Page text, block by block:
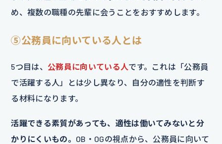
め、複数の職種の先輩に会うことをおすすめします。
⑤公務員に向いている人とは
5つ目は、 公務員に向いている人 です。これは「公務員
で活躍する人」とは少し異なり、自分の適性を判断す
る材料になります。
活躍できる素質があっても、適性は働いてみないと分
かりにくいもの。 OB・OGの視点から、公務員に向いて